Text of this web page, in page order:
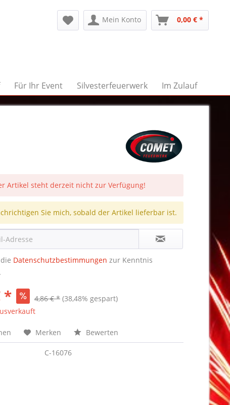
Mein Konto 0,00 € *
Für Ihr Event Silvesterfeuerwerk Im Zulauf
Artikel steht derzeit nicht zur Verfügung!
Sie mich, sobald der Artikel lieferbar ist.
Datenschutzbestimmungen zur Kenntnis
* 4,86 € * (38,48% gespart)
Merken Bewerten
C-16076